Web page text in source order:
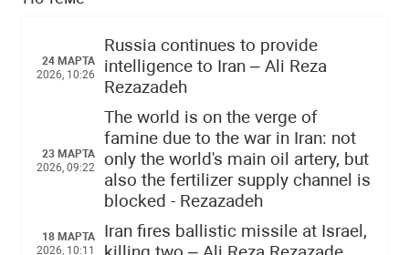
24 МАРТА
2026, 10:26
Russia continues to provide
intelligence to Iran – Ali Reza
Rezazadeh
23 МАРТА
2026, 09:22
The world is on the verge of
famine due to the war in Iran: not
only the world's main oil artery, but
also the fertilizer supply channel is
blocked - Rezazadeh
18 МАРТА
2026, 10:11
Iran fires ballistic missile at Israel,